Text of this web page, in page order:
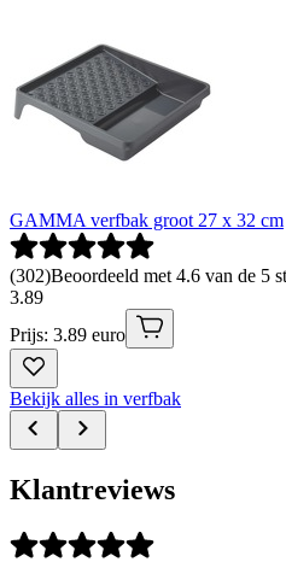
GAMMA verfbak groot 27 x 32 cm
(302)Beoordeeld met 4.6 van de 5
3.89
Prijs: 3.89 euro
Bekijk alles in verfbak
Klantreviews